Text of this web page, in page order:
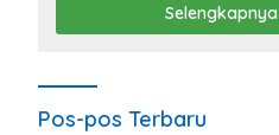
Selengkapnya
Pos-pos Terbaru